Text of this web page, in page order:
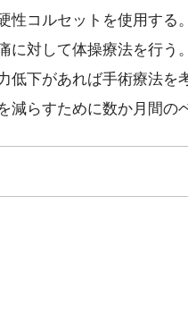
【PT/OT/共通】BIについて
性コルセットを使用する
に対して体操療法を行う
低下があれば手術療法を
減らすために数か月間の